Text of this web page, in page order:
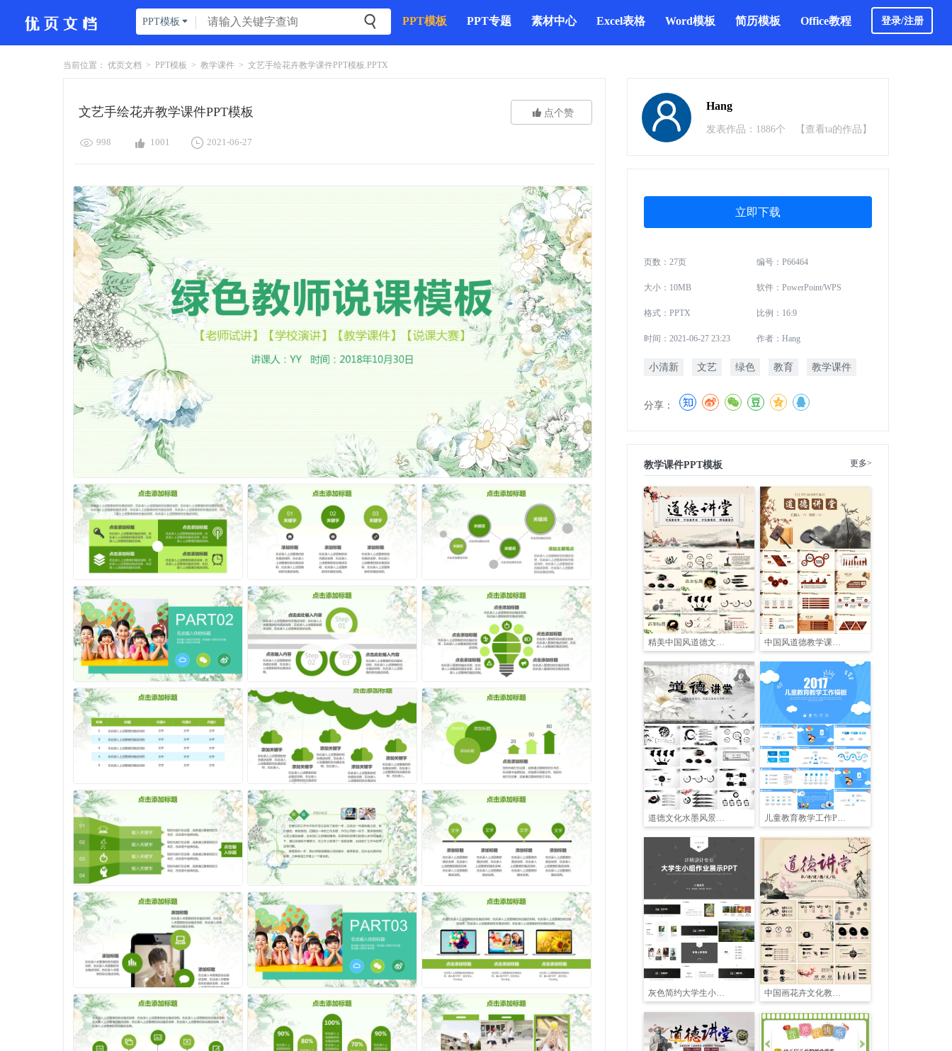
PPT模板   PPT模板 PPT专题 素材中心 Excel表格 Word模板 简历模板 Office教程 登录/注册
当前位置： 优页文档 > PPT模板 > 教学课件> 文艺手绘花卉教学课件PPT模板.PPTX
文艺手绘花卉教学课件PPT模板  点个赞
 998  1001  2021-06-27
Hang
发表作品：1886个 【查看ta的作品】
立即下载
页数：27页 编号：P66464
大小：10MB 软件：PowerPoint/WPS
格式：PPTX 比例：16:9
时间：2021-06-27 23:23 作者：Hang
小清新 文艺 绿色 教育 教学课件
分享：
教学课件PPT模板 更多>
精美中国风道德文化PPT课件模板 中国风道德教学课件PPT模板
道德文化水墨风景课件PPT模板 儿童教育教学工作PPT模板
灰色简约大学生小组作业展示PPT 中国画花卉文化教学PPT模板